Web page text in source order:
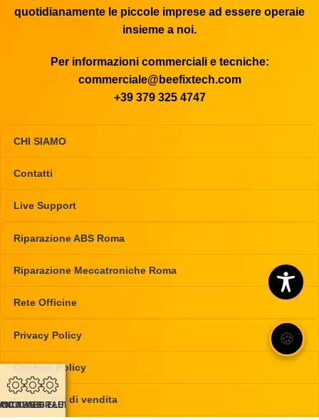
quotidianamente le piccole imprese ad essere operaie
insieme a noi.
Per informazioni commerciali e tecniche:
commerciale@beefixtech.com
+39 379 325 4747
CHI SIAMO
Contatti
Live Support
Riparazione ABS Roma
Riparazione Meccatroniche Roma
Rete Officine
Privacy Policy
Cookies Policy
Condizioni di vendita
🍪
ABS
ABS IDRAULICO
ABS ELETTRONICO